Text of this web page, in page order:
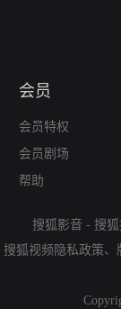
会员
会员特权
会员剧场
帮助
搜狐影音 - 搜
搜狐视频隐私政策、